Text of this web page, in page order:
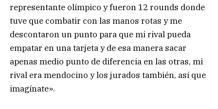
representante olímpico y fueron 12 rounds donde
tuve que combatir con las manos rotas y me
descontaron un punto para que mi rival pueda
empatar en una tarjeta y de esa manera sacar
apenas medio punto de diferencia en las otras, mi
rival era mendocino y los jurados también, así que
imagínate».